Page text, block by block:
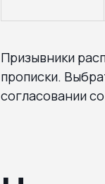
Призывники
прописки.
согласовании